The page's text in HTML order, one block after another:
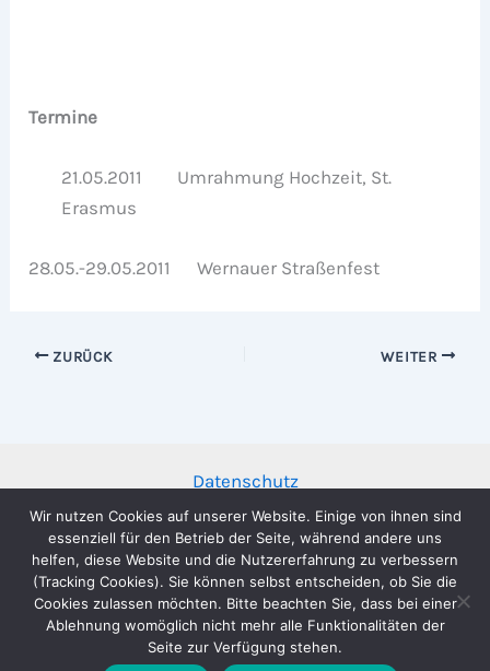
Termine
21.05.2011 Umrahmung Hochzeit, St.
Erasmus
28.05.-29.05.2011 Wernauer Straßenfest
ZURÜCK WEITER
Datenschutz
Impressum
Copyright © 2026 Musikverein Stadtkapelle Wernau e.V. |
Präsentiert von
Astra-WordPress-Theme
Wir nutzen Cookies auf unserer Website. Einige von ihnen sind
essenziell für den Betrieb der Seite, während andere uns
helfen, diese Website und die Nutzererfahrung zu verbessern
(Tracking Cookies). Sie können selbst entscheiden, ob Sie die
Cookies zulassen möchten. Bitte beachten Sie, dass bei einer
Ablehnung womöglich nicht mehr alle Funktionalitäten der
Seite zur Verfügung stehen.